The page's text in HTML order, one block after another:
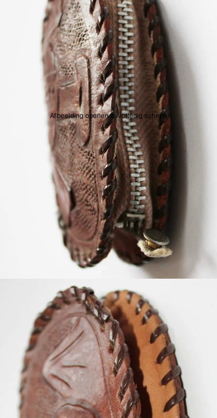
Afbeelding openen in volledig scherm